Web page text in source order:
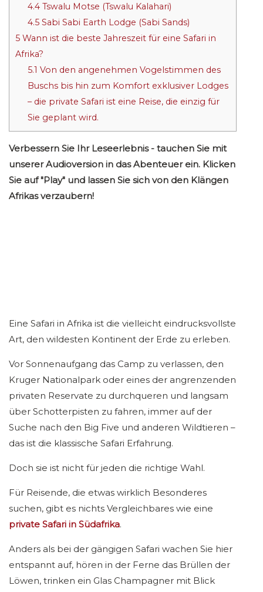
4.4 Tswalu Motse (Tswalu Kalahari)
4.5 Sabi Sabi Earth Lodge (Sabi Sands)
5 Wann ist die beste Jahreszeit für eine Safari in
Afrika?
5.1 Von den angenehmen Vogelstimmen des
Buschs bis hin zum Komfort exklusiver Lodges
– die private Safari ist eine Reise, die einzig für
Sie geplant wird.
Verbessern Sie Ihr Leseerlebnis - tauchen Sie mit
unserer Audioversion in das Abenteuer ein. Klicken
Sie auf "Play" und lassen Sie sich von den Klängen
Afrikas verzaubern!
Eine Safari in Afrika ist die vielleicht eindrucksvollste
Art, den wildesten Kontinent der Erde zu erleben.
Vor Sonnenaufgang das Camp zu verlassen, den
Kruger Nationalpark oder eines der angrenzenden
privaten Reservate zu durchqueren und langsam
über Schotterpisten zu fahren, immer auf der
Suche nach den Big Five und anderen Wildtieren –
das ist die klassische Safari Erfahrung.
Doch sie ist nicht für jeden die richtige Wahl.
Für Reisende, die etwas wirklich Besonderes
suchen, gibt es nichts Vergleichbares wie eine
private Safari in Südafrika.
Anders als bei der gängigen Safari wachen Sie hier
entspannt auf, hören in der Ferne das Brüllen der
Löwen, trinken ein Glas Champagner mit Blick